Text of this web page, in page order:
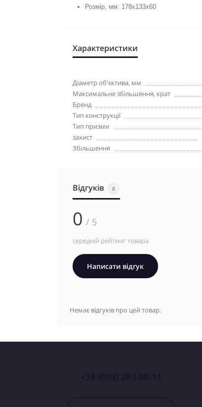
Розмір, мм: 178x133x60
Характеристики
Діаметр об'єктива, мм
Максимальне збільшення, крат
Бренд
Тип конструкції
Тип призми
захист
Збільшення
Відгуків 0
0 / 5
середній рейтинг товара
Написати відгук
Немає відгуків про цей товар.